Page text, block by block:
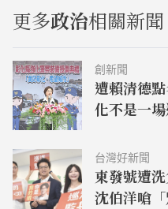
更多政治相關新聞
創新聞
遭賴清德
化不是一
台灣好新聞
東發號遭
沈伯洋嗆「